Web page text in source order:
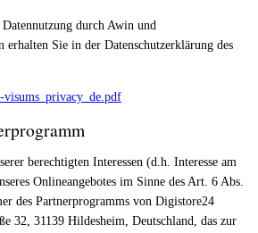
durch Awin und
erhalten Sie in der Datenschutzerklärung des
visums_privacy_de.pdf
berechtigten Interessen (d.h. Interesse am
Onlineangebotes im Sinne des Art. 6 Abs.
des Partnerprogramms von Digistore24
32, 31139 Hildesheim, Deutschland, das zur